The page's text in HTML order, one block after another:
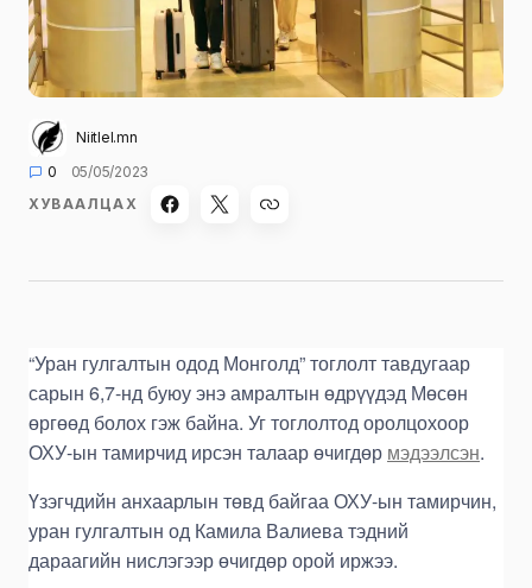
Niitlel.mn
0
05/05/2023
ХУВААЛЦАХ
“Уран гулгалтын одод Монголд” тоглолт тавдугаар
сарын 6,7-нд буюу энэ амралтын өдрүүдэд Мөсөн
өргөөд болох гэж байна. Уг тоглолтод оролцохоор
ОХУ-ын тамирчид ирсэн талаар өчигдөр мэдээлсэн.
Үзэгчдийн анхаарлын төвд байгаа ОХУ-ын тамирчин,
уран гулгалтын од Камила Валиева тэдний
дараагийн нислэгээр өчигдөр орой иржээ.